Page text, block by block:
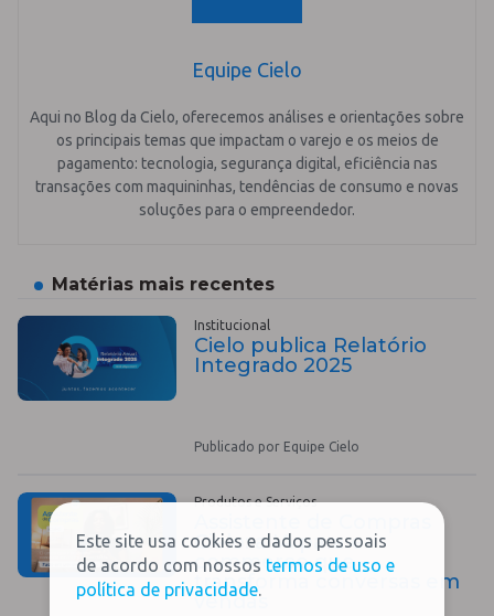
Equipe Cielo
Aqui no Blog da Cielo, oferecemos análises e orientações sobre
os principais temas que impactam o varejo e os meios de
pagamento: tecnologia, segurança digital, eficiência nas
transações com maquininhas, tendências de consumo e novas
soluções para o empreendedor.
Matérias mais recentes
Institucional
Cielo publica Relatório
Integrado 2025
Publicado por Equipe Cielo
Produtos e Serviços
Cielo: a IA para e-
commerce que
transforma conversas em
vendas
Este site usa cookies e dados pessoais
de acordo com nossos termos de uso e
política de privacidade.